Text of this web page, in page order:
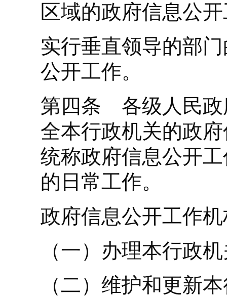
区域的政府信息公
实行垂直领导的部
公开工作。
第四条 各级人民政
全本行政机关的政
统称政府信息公开
的日常工作。
政府信息公开工作
（一）办理本行政
（二）维护和更新